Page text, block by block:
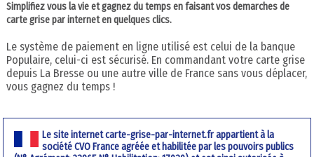
Simplifiez vous la vie et gagnez du temps en faisant vos demarches de
carte grise par internet en quelques clics.
Le système de paiement en ligne utilisé est celui de la banque
Populaire, celui-ci est sécurisé. En commandant votre carte grise
depuis La Bresse ou une autre ville de France sans vous déplacer,
vous gagnez du temps !
Le site internet carte-grise-par-internet.fr appartient à la
société CVO France agréée et habilitée par les pouvoirs publics